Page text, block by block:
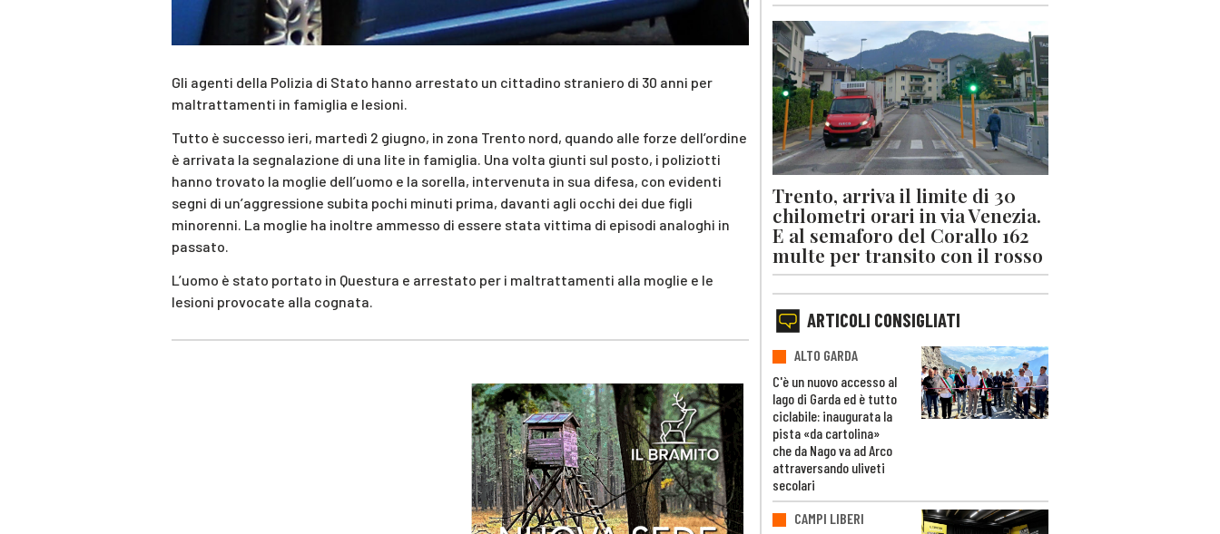
Gli agenti della Polizia di Stato hanno arrestato un cittadino straniero di 30 anni per
maltrattamenti in famiglia e lesioni.
Tutto è successo ieri, martedì 2 giugno, in zona Trento nord, quando alle forze dell’ordine
è arrivata la segnalazione di una lite in famiglia. Una volta giunti sul posto, i poliziotti
hanno trovato la moglie dell’uomo e la sorella, intervenuta in sua difesa, con evidenti
segni di un’aggressione subita pochi minuti prima, davanti agli occhi dei due figli
minorenni. La moglie ha inoltre ammesso di essere stata vittima di episodi analoghi in
passato.
L’uomo è stato portato in Questura e arrestato per i maltrattamenti alla moglie e le
lesioni provocate alla cognata.
Trento, arriva il limite di 30
chilometri orari in via Venezia.
E al semaforo del Corallo 162
multe per transito con il rosso
ARTICOLI CONSIGLIATI
ALTO GARDA
C'è un nuovo accesso al
lago di Garda ed è tutto
ciclabile: inaugurata la
pista «da cartolina»
che da Nago va ad Arco
attraversando uliveti
secolari
CAMPI LIBERI